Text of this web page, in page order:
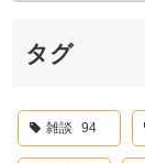
タグ
雑談 94